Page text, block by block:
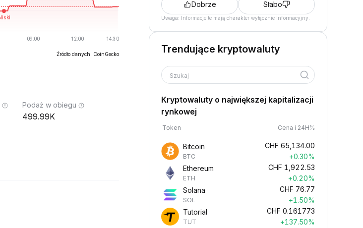
Źródło danych: CoinGecko
Podaż w obiegu
499.99K
Dobrze Słabo
Uwaga: Informacje te mają charakter wyłącznie informacyjny.
Trendujące kryptowaluty
Szukaj
Kryptowaluty o największej kapitalizacji
rynkowej
Token Cena i 24H%
Bitcoin
BTC
CHF 65,134.00
+0.30%
Ethereum
ETH
CHF 1,922.53
+0.20%
Solana
SOL
CHF 76.77
+1.50%
Tutorial
TUT
CHF 0.161773
+137.50%